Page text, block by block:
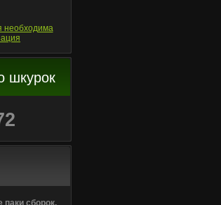
необходима
шкурок
сборок,